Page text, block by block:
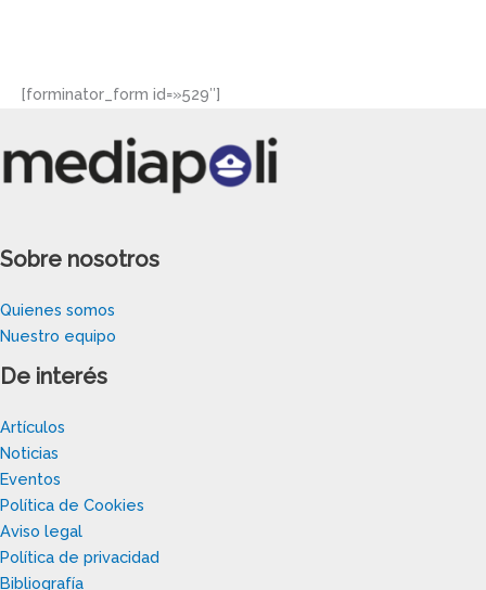
[forminator_form id=»529″]
Sobre nosotros
Quienes somos
Nuestro equipo
De interés
Artículos
Noticias
Eventos
Política de Cookies
Aviso legal
Política de privacidad
Bibliografía